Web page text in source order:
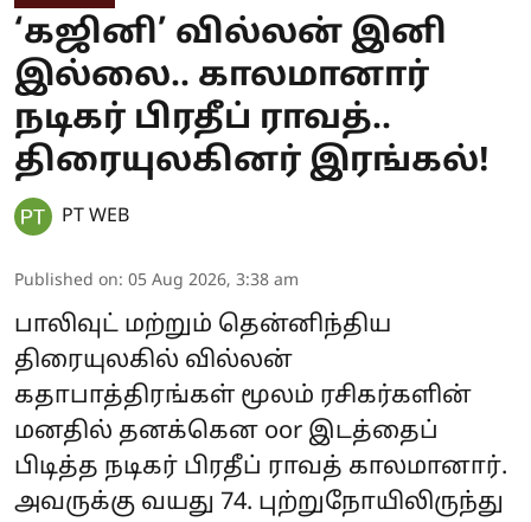
‘கஜினி’ வில்லன் இனி
இல்லை.. காலமானார்
நடிகர் பிரதீப் ராவத்..
திரையுலகினர் இரங்கல்!
PT WEB
Published on: 05 Aug 2026, 3:38 am
பாலிவுட் மற்றும் தென்னிந்திய
திரையுலகில் வில்லன்
கதாபாத்திரங்கள் மூலம் ரசிகர்களின்
மனதில் தனக்கென oor இடத்தைப்
பிடித்த நடிகர் பிரதீப் ராவத் காலமானார்.
அவருக்கு வயது 74. புற்றுநோயிலிருந்து